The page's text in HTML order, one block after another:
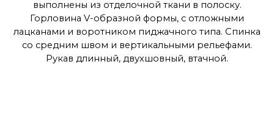
выполнены из отделочной ткани в полоску.
Горловина V-образной формы, с отложными
лацканами и воротником пиджачного типа. Спинка
со средним швом и вертикальными рельефами.
Рукав длинный, двухшовный, втачной.